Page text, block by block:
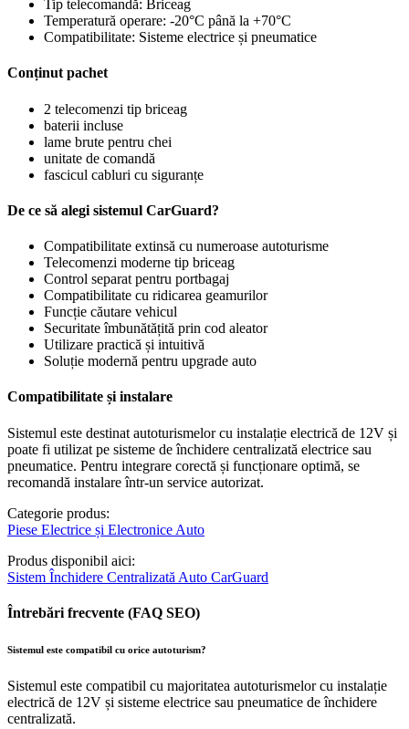
Tip telecomandă: Briceag
Temperatură operare: -20°C până la +70°C
Compatibilitate: Sisteme electrice și pneumatice
Conținut pachet
2 telecomenzi tip briceag
baterii incluse
lame brute pentru chei
unitate de comandă
fascicul cabluri cu siguranțe
De ce să alegi sistemul CarGuard?
Compatibilitate extinsă cu numeroase autoturisme
Telecomenzi moderne tip briceag
Control separat pentru portbagaj
Compatibilitate cu ridicarea geamurilor
Funcție căutare vehicul
Securitate îmbunătățită prin cod aleator
Utilizare practică și intuitivă
Soluție modernă pentru upgrade auto
Compatibilitate și instalare
Sistemul este destinat autoturismelor cu instalație electrică de 12V și
poate fi utilizat pe sisteme de închidere centralizată electrice sau
pneumatice. Pentru integrare corectă și funcționare optimă, se
recomandă instalare într-un service autorizat.
Categorie produs:
Piese Electrice și Electronice Auto
Produs disponibil aici:
Sistem Închidere Centralizată Auto CarGuard
Întrebări frecvente (FAQ SEO)
Sistemul este compatibil cu orice autoturism?
Sistemul este compatibil cu majoritatea autoturismelor cu instalație
electrică de 12V și sisteme electrice sau pneumatice de închidere
centralizată.